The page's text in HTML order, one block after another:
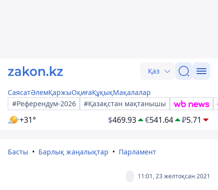
Қаз
СаясатӘлемҚаржыОқиғаҚұқықМақалалар
#Референдум-2026
#Қазақстан мақтанышы
+31° $469.93 €541.64 ₽5.71
Басты Барлық жаңалықтар Парламент
11:01, 23 желтоқсан 2021